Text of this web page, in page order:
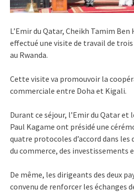
L’Emir du Qatar, Cheikh Tamim Ben
effectué une visite de travail de
au Rwanda.
Cette visite va promouvoir la
commerciale entre Doha et Kigali.
Durant ce séjour, l’Emir du Qatar et
Paul Kagame ont présidé une
quatre protocoles d’accord dans
du commerce, des investissements
De même, les dirigeants des deux
convenu de renforcer les échanges